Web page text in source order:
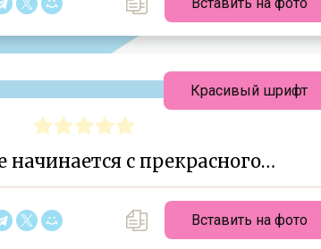
начинается с прекрасного…
Вставить на фото
Красивый шрифт